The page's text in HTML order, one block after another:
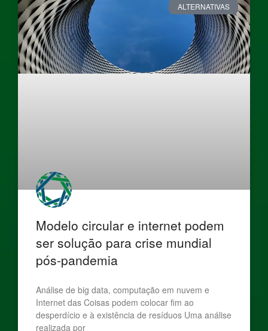
ALTERNATIVAS
Modelo circular e internet podem
ser solução para crise mundial
pós-pandemia
Análise de big data, computação em nuvem e
Internet das Coisas podem colocar fim ao
desperdício e à existência de resíduos Uma análise
realizada por